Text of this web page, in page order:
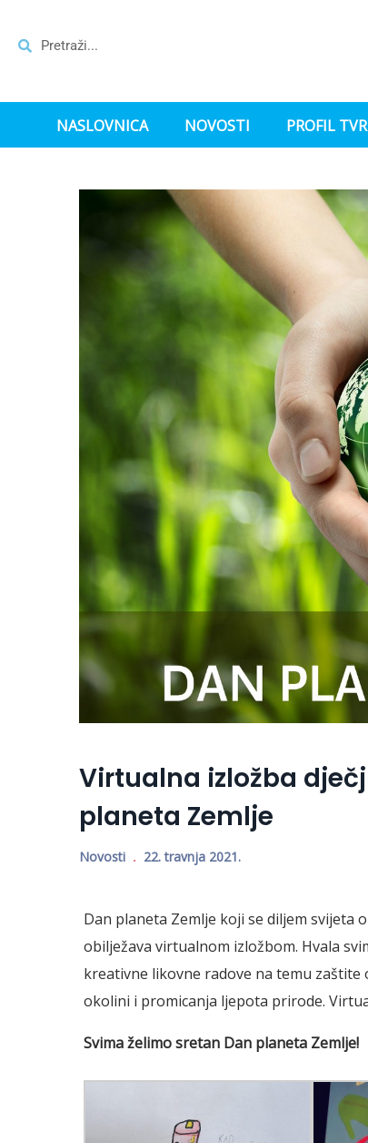
NASLOVNICA NOVOSTI PROFIL
Virtualna izložba
planeta Zemlje
Novosti 22. travnja 2021.
Dan planeta Zemlje koji se diljem svijeta
obilježava virtualnom izložbom. Hvala
kreativne likovne radove na temu
okolini i promicanja ljepota prirode.
Svima želimo sretan Dan planeta Zemlje!